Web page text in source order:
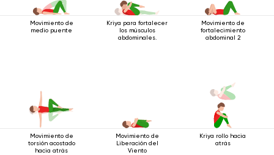
Movimiento de
medio puente
Kriya para fortalecer
los músculos
abdominales.
Movimiento de
fortalecimiento
abdominal 2
Movimiento de
torsión acostado
hacia atrás
Movimiento de
Liberación del
Viento
Kriya rollo hacia
atrás